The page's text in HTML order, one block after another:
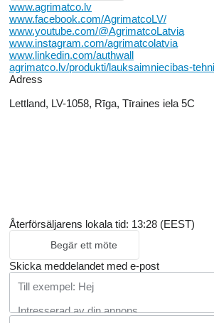
www.agrimatco.lv
www.facebook.com/AgrimatcoLV/
www.youtube.com/@AgrimatcoLatvia
www.instagram.com/agrimatcolatvia
www.linkedin.com/authwall
agrimatco.lv/produkti/lauksaimniecibas-
Adress
Lettland, LV-1058, Rīga, Tīraines iela 5C
Återförsäljarens lokala tid: 13:28 (EEST)
Begär ett möte
Skicka meddelandet med e-post